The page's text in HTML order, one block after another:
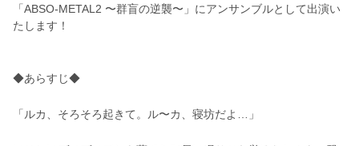
「ABSO-METAL2 〜群盲の逆襲〜」にアンサンブルとして出演い
たします！
◆あらすじ◆
「ルカ、そろそろ起きて。ル〜カ、寝坊だよ…」